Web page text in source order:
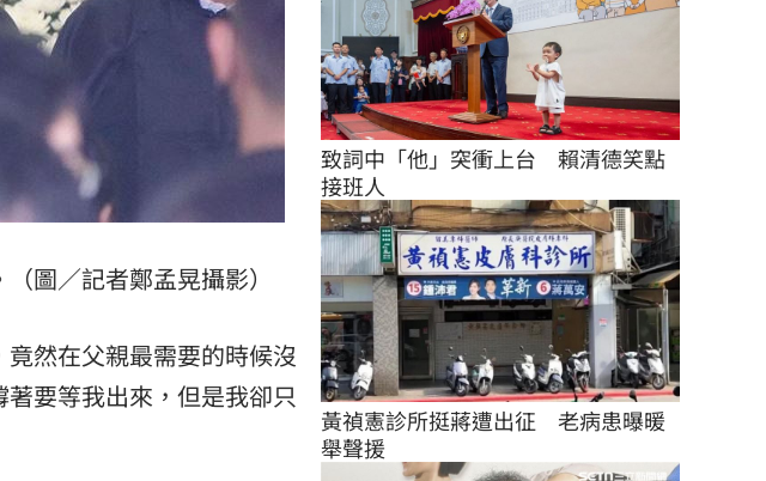
圖／記者鄭孟晃攝影）
然在父親最需要的時候沒
要等我出來，但是我卻只
致詞中「他」突衝上台　賴清德笑點
接班人
黃禎憲診所挺蔣遭出征　老病患曝暖
舉聲援